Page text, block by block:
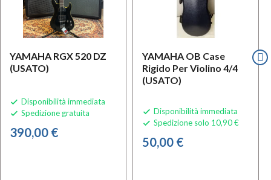
YAMAHA RGX 520 DZ
(USATO)
 Disponibilità immediata
 Spedizione gratuita
390,00 €
YAMAHA OB Case
Rigido Per Violino 4/4
(USATO)
 Disponibilità immediata
 Spedizione solo 10,90 €
50,00 €